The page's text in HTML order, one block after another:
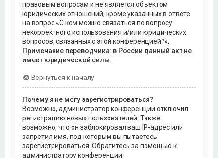
правовым вопросам и не является объектом
юридических отношений, кроме указанных в ответе
на вопрос «С кем можно связаться по вопросу
некорректного использования и/или юридических
вопросов, связанных с этой конференцией?».
Примечание переводчика: в России данный акт не
имеет юридической силы.
Вернуться к началу
Почему я не могу зарегистрироваться?
Возможно, администратор конференции отключил
регистрацию новых пользователей. Также
возможно, что он заблокировал ваш IP-адрес или
запретил имя, под которым вы пытаетесь
зарегистрироваться. Обратитесь за помощью к
администратору конференции.